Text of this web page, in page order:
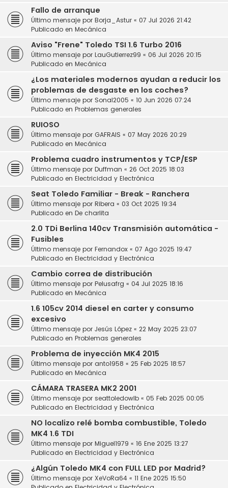
Fallo de arranque
Último mensaje por Borja_Astur « 07 Jul 2026 21:42
Publicado en Mecánica
Aviso "Frene" Toledo TSI 1.6 Turbo 2016
Último mensaje por LauGutierrez99 « 06 Jul 2026 20:15
Publicado en Mecánica
¿Los materiales modernos ayudan a reducir los
problemas de desgaste en los coches?
Último mensaje por Sonal2005 « 10 Jun 2026 07:24
Publicado en Problemas generales
RUIOSO
Último mensaje por GAFRAIS « 07 May 2026 20:29
Publicado en Mecánica
Problema cuadro instrumentos y TCP/ESP
Último mensaje por Duffman « 26 Oct 2025 18:03
Publicado en Electricidad y Electrónica
Seat Toledo Familiar - Break - Ranchera
Último mensaje por Ribera « 03 Oct 2025 19:34
Publicado en De charlita
2.0 TDi Berlina 140cv Transmisión automática -
Fusibles
Último mensaje por Fernandox « 07 Ago 2025 19:47
Publicado en Electricidad y Electrónica
Cambio correa de distribución
Último mensaje por Pelusafrg « 04 Jul 2025 18:16
Publicado en Mecánica
1.6 105cv 2014 diesel en carter y consumo
excesivo
Último mensaje por Jesús López « 22 May 2025 23:07
Publicado en Problemas generales
Problema de inyección MK4 2015
Último mensaje por anto1958 « 25 Feb 2025 18:57
Publicado en Mecánica
CÁMARA TRASERA MK2 2001
Último mensaje por seattoledowlb « 05 Feb 2025 00:05
Publicado en Electricidad y Electrónica
NO localizo relé bomba combustible, Toledo
MK4 1.6 TDI
Último mensaje por Miguel1979 « 16 Ene 2025 13:27
Publicado en Electricidad y Electrónica
¿Algún Toledo MK4 con FULL LED por Madrid?
Último mensaje por XeVoRa64 « 11 Ene 2025 15:50